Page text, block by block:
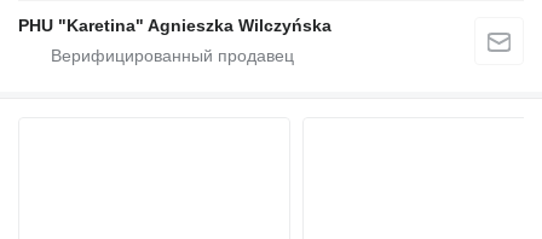
PHU "Karetina" Agnieszka Wilczyńska